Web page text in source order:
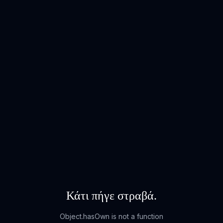
Κάτι πήγε στραβά.
Object.hasOwn is not a function